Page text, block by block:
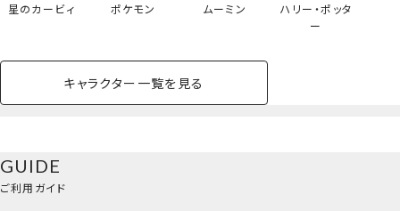
＜エンデヴァー・ホークス＞
星のカービィ ポケモン ムーミン
ハリー・ポッタ
ー
キャラクター一覧を見る
イクアップ
バッグ・タオル・
小物
GUIDE
ご利用ガイド